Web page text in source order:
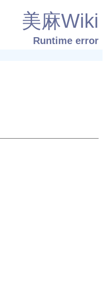
美麻Wiki
Runtime error